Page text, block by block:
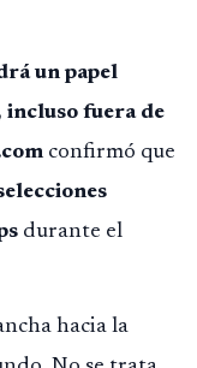
un papel
fuera de
confirmó que
durante el
hacia la